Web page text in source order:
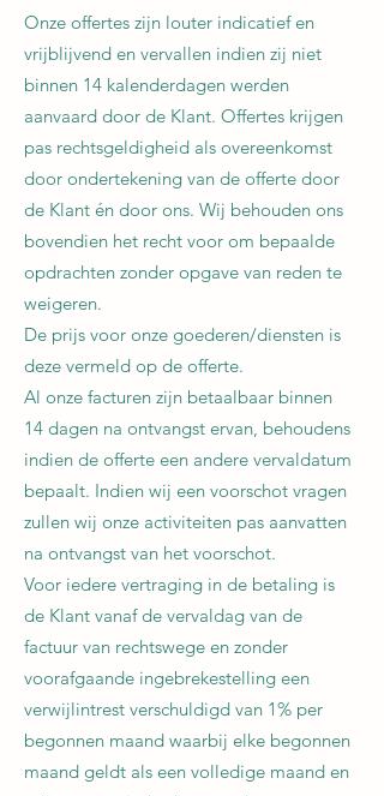
Onze offertes zijn louter indicatief en
vrijblijvend en vervallen indien zij niet
binnen 14 kalenderdagen werden
aanvaard door de Klant. Offertes krijgen
pas rechtsgeldigheid als overeenkomst
door ondertekening van de offerte door
de Klant én door ons. Wij behouden ons
bovendien het recht voor om bepaalde
opdrachten zonder opgave van reden te
weigeren.
De prijs voor onze goederen/diensten is
deze vermeld op de offerte.
Al onze facturen zijn betaalbaar binnen
14 dagen na ontvangst ervan, behoudens
indien de offerte een andere vervaldatum
bepaalt. Indien wij een voorschot vragen
zullen wij onze activiteiten pas aanvatten
na ontvangst van het voorschot.
Voor iedere vertraging in de betaling is
de Klant vanaf de vervaldag van de
factuur van rechtswege en zonder
voorafgaande ingebrekestelling een
verwijlintrest verschuldigd van 1% per
begonnen maand waarbij elke begonnen
maand geldt als een volledige maand en